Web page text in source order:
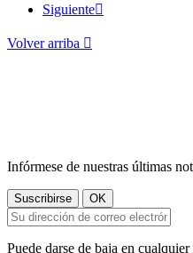
Siguiente
Volver arriba 
Infórmese de nuestras últimas
Puede darse de baja en